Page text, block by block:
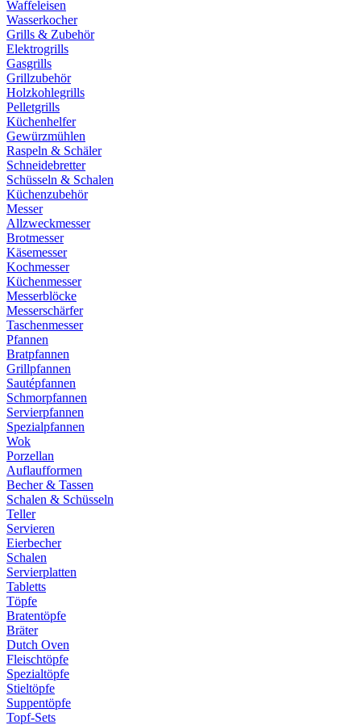
Waffeleisen
Wasserkocher
Grills & Zubehör
Elektrogrills
Gasgrills
Grillzubehör
Holzkohlegrills
Pelletgrills
Küchenhelfer
Gewürzmühlen
Raspeln & Schäler
Schneidebretter
Schüsseln & Schalen
Küchenzubehör
Messer
Allzweckmesser
Brotmesser
Käsemesser
Kochmesser
Küchenmesser
Messerblöcke
Messerschärfer
Taschenmesser
Pfannen
Bratpfannen
Grillpfannen
Sautépfannen
Schmorpfannen
Servierpfannen
Spezialpfannen
Wok
Porzellan
Auflaufformen
Becher & Tassen
Schalen & Schüsseln
Teller
Servieren
Eierbecher
Schalen
Servierplatten
Tabletts
Töpfe
Bratentöpfe
Bräter
Dutch Oven
Fleischtöpfe
Spezialtöpfe
Stieltöpfe
Suppentöpfe
Topf-Sets